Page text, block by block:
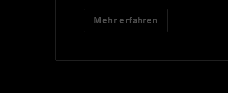
Mehr erfahren